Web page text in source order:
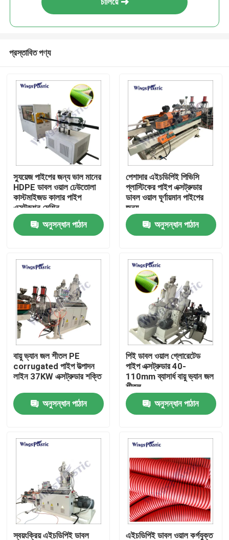
আমাদের সম্পর্কে
কারখানা ভ্রমণ
মান নিয়ন্ত্রণ
যোগাযোগ করুন
প্লাস্টিক পাইপ এক্সট্রুডার মেশিন
প্লাস্টিক পাইপ এক্সট্রুশন লাইন
প্লাস্টিক টিউব এক্সট্রুডার মেশিন
এইচডিপিই পাইপ এক্সট্রুডার মেশিন
প্রস্তাবিত পণ্য
স্যুয়েজ পাইপের জন্য ভাল মানের
HDPE ডাবল ওয়াল ঢেউতোলা
কাস্টমাইজড কালার পাইপ
এক্সট্রুশন মেশিন
অনুসন্ধান পাঠান
পেশাদার এইচডিপিই পিভিসি
প্লাস্টিকের পাইপ এক্সট্রুডার
ডাবল ওয়াল ঘূর্ণায়মান পাইপের
জন্য
অনুসন্ধান পাঠান
বায়ু ভ্যান জল শীতল PE
corrugated পাইপ উত্পাদন
লাইন 37KW এক্সট্রুডার শক্তি
অনুসন্ধান পাঠান
পিই ডাবল ওয়াল গ্লোরেটেড
পাইপ এক্সট্রুডার 40-
110mm ব্যাসার্ধ বায়ু ভ্যান জল
শীতল
অনুসন্ধান পাঠান
স্বয়ংক্রিয় এইচডিপিই ডাবল এইচডিপিই ডাবল ওয়াল কর্গযুক্ত